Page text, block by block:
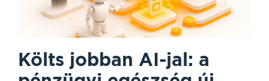
Költs jobban AI-jal: a